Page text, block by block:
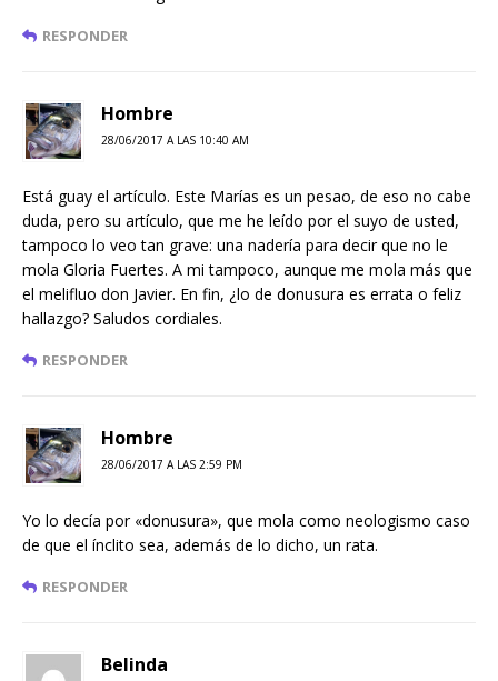
RESPONDER
Hombre
28/06/2017 A LAS 10:40 AM
Está guay el artículo. Este Marías es un pesao, de eso no cabe
duda, pero su artículo, que me he leído por el suyo de usted,
tampoco lo veo tan grave: una nadería para decir que no le
mola Gloria Fuertes. A mi tampoco, aunque me mola más que
el melifluo don Javier. En fin, ¿lo de donusura es errata o feliz
hallazgo? Saludos cordiales.
RESPONDER
Hombre
28/06/2017 A LAS 2:59 PM
Yo lo decía por «donusura», que mola como neologismo caso
de que el ínclito sea, además de lo dicho, un rata.
RESPONDER
Belinda